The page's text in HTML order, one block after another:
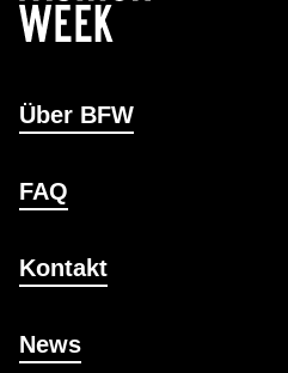
Über BFW
FAQ
Kontakt
News